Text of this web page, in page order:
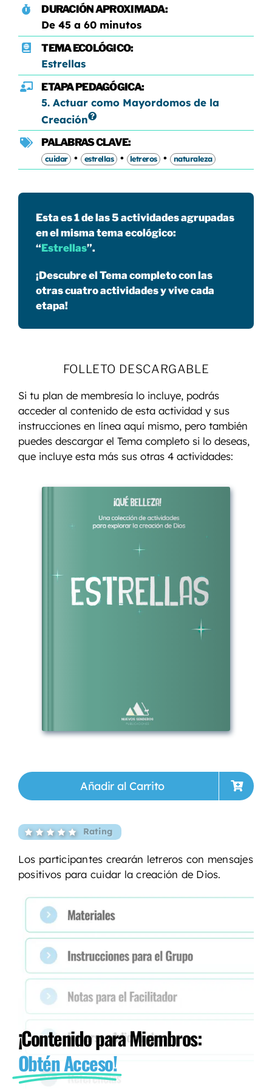
DURACIÓN APROXIMADA:
De 45 a 60 minutos
TEMA ECOLÓGICO:
Estrellas
ETAPA PEDAGÓGICA:
5. Actuar como Mayordomos de la
Creación
PALABRAS CLAVE:
cuidar • estrellas • letreros • naturaleza
Esta es 1 de las 5 actividades agrupadas
en el misma tema ecológico:
“Estrellas”.
¡Descubre el Tema completo con las
otras cuatro actividades y vive cada
etapa!
FOLLETO DESCARGABLE
Si tu plan de membresía lo incluye, podrás
acceder al contenido de esta actividad y sus
instrucciones en línea aquí mismo, pero también
puedes descargar el Tema completo si lo deseas,
que incluye esta más sus otras 4 actividades:
Añadir al Carrito
Rating
Los participantes crearán letreros con mensajes
positivos para cuidar la creación de Dios.
¡Contenido para Miembros:
Obtén Acceso!